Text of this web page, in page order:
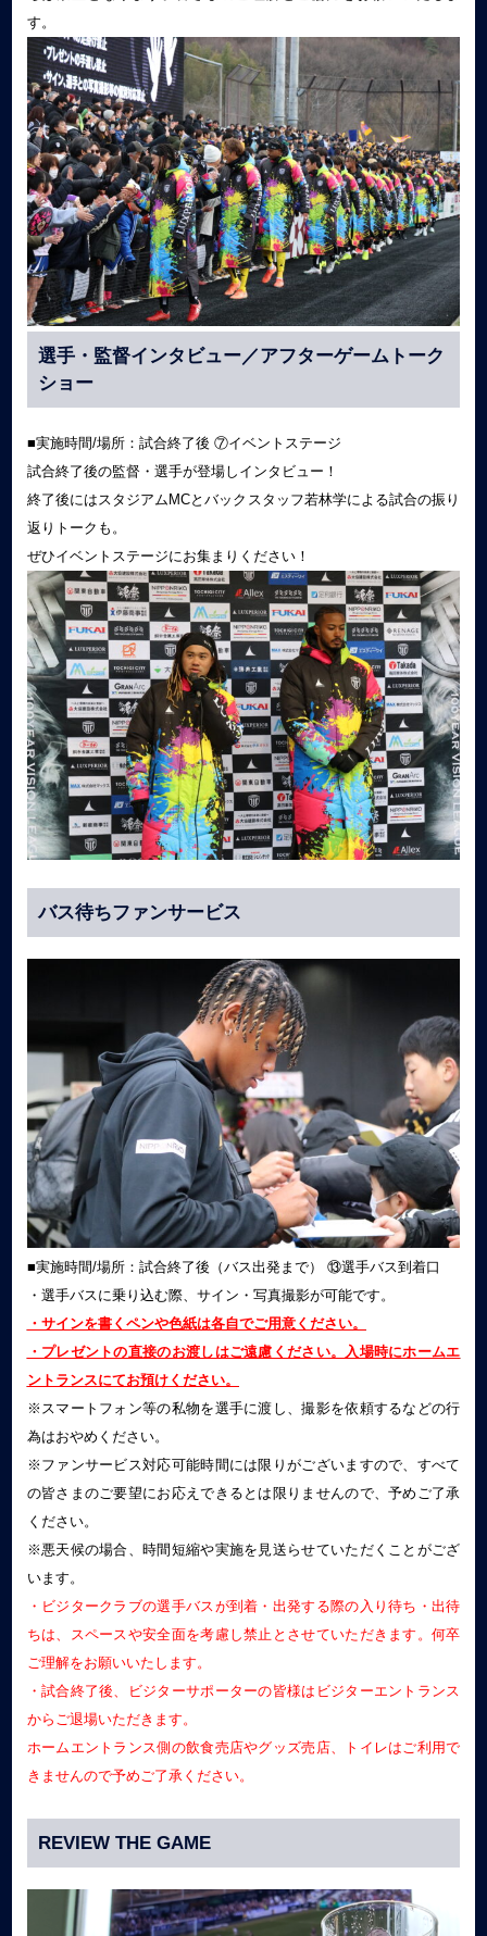
す。
選手・監督インタビュー／アフターゲームトーク
ショー
■実施時間/場所：試合終了後 ⑦イベントステージ
試合終了後の監督・選手が登場しインタビュー！
終了後にはスタジアムMCとバックスタッフ若林学による試合の振り
返りトークも。
ぜひイベントステージにお集まりください！
バス待ちファンサービス
■実施時間/場所：試合終了後（バス出発まで） ⑬選手バス到着口
・選手バスに乗り込む際、サイン・写真撮影が可能です。
・サインを書くペンや色紙は各自でご用意ください。
・プレゼントの直接のお渡しはご遠慮ください。入場時にホームエ
ントランスにてお預けください。
※スマートフォン等の私物を選手に渡し、撮影を依頼するなどの行
為はおやめください。
※ファンサービス対応可能時間には限りがございますので、すべて
の皆さまのご要望にお応えできるとは限りませんので、予めご了承
ください。
※悪天候の場合、時間短縮や実施を見送らせていただくことがござ
います。
・ビジタークラブの選手バスが到着・出発する際の入り待ち・出待
ちは、スペースや安全面を考慮し禁止とさせていただきます。何卒
ご理解をお願いいたします。
・試合終了後、ビジターサポーターの皆様はビジターエントランス
からご退場いただきます。
ホームエントランス側の飲食売店やグッズ売店、トイレはご利用で
きませんので予めご了承ください。
REVIEW THE GAME